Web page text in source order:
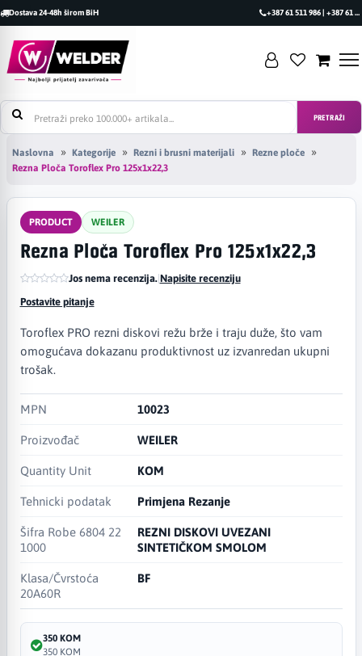
Dostava 24-48h širom BiH +387 61 511 986 | +387 61 493 470
PRETRAŽI
Naslovna Kategorije Rezni i brusni materijali
Rezne ploče
Rezna Ploča Toroflex Pro 125x1x22,3
PRODUCT WEILER
Rezna Ploča Toroflex Pro 125x1x22,3
Jos nema recenzija.|Napisite recenziju
Postavite pitanje
Toroflex PRO rezni diskovi režu brže i traju duže, što vam
omogućava dokazanu produktivnost uz izvanredan ukupni
trošak.
MPN 10023
Proizvođač WEILER
Quantity Unit KOM
Tehnicki podatak Primjena Rezanje
Šifra Robe 6804 22
1000
REZNI DISKOVI UVEZANI
SINTETIČKOM SMOLOM
Klasa/Čvrstoća
20A60R
BF
350 KOM
350 KOM